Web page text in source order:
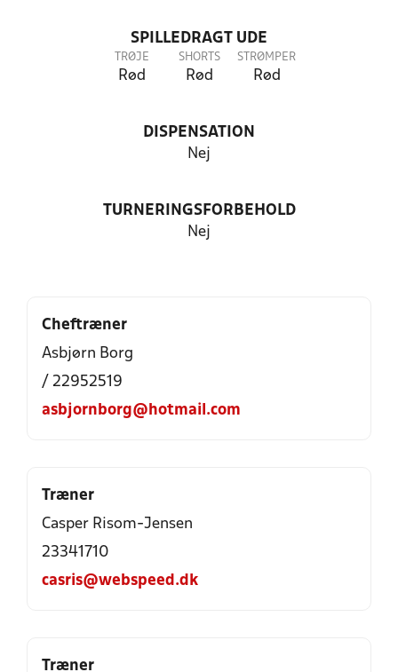
SPILLEDRAGT UDE
TRØJE
Rød
SHORTS
Rød
STRØMPER
Rød
DISPENSATION
Nej
TURNERINGSFORBEHOLD
Nej
Cheftræner
Asbjørn Borg
/ 22952519
asbjornborg@hotmail.com
Træner
Casper Risom-Jensen
23341710
casris@webspeed.dk
Træner